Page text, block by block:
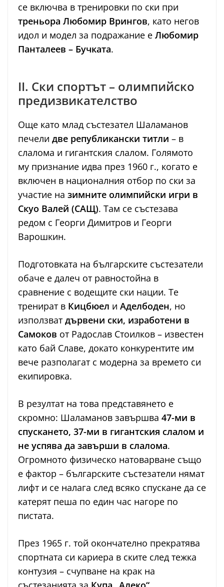
се включва в тренировки по ски при
треньора Любомир Врингов, като негов
идол и модел за подражание е Любомир
Панталеев – Бучката.
II. Ски спортът – олимпийско
предизвикателство
Още като млад състезател Шаламанов
печели две републикански титли – в
слалома и гигантския слалом. Голямото
му признание идва през 1960 г., когато е
включен в националния отбор по ски за
участие на зимните олимпийски игри в
Скуо Валей (САЩ). Там се състезава
редом с Георги Димитров и Георги
Варошкин.
Подготовката на българските състезатели
обаче е далеч от равностойна в
сравнение с водещите ски нации. Те
тренират в Кицбюел и Аделбоден, но
използватдървени ски, изработени в
Самоков от Радослав Стоилков – известен
като бай Славе, докато конкурентите им
вече разполагат с модерна за времето си
екипировка.
В резултат на това представянето е
скромно: Шаламанов завършва 47-ми в
спускането, 37-ми в гигантския слалом и
не успява да завърши в слалома.
Огромното физическо натоварване също
е фактор – българските състезатели нямат
лифт и се налага след всяко спускане да се
катерят пеша по един час нагоре по
пистата.
През 1965 г. той окончателно прекратява
спортната си кариера в ските след тежка
контузия – счупване на крак на